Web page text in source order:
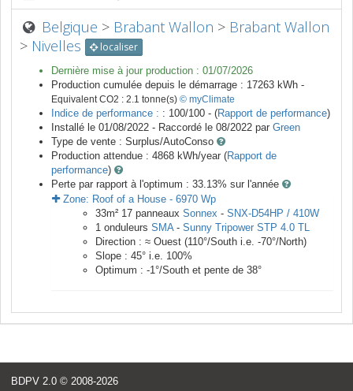
Belgique > Brabant Wallon > Brabant Wallon
> Nivelles localiser
Dernière mise à jour production : 01/07/2026
Production cumulée depuis le démarrage : 17263 kWh -
Equivalent CO2 : 2.1 tonne(s) © myClimate
Indice de performance : : 100/100 - (Rapport de performance)
Installé le 01/08/2022 - Raccordé le 08/2022 par Green
Type de vente : Surplus/AutoConso
Production attendue : 4868 kWh/year (Rapport de
performance)
Perte par rapport à l'optimum : 33.13% sur l'année
Zone: Roof of a House - 6970 Wp
33m² 17 panneaux Sonnex - SNX-D54HP / 410W
1 onduleurs SMA- Sunny Tripower STP 4.0 TL
Direction : ≈ Ouest (110°/South i.e. -70°/North)
Slope : 45° i.e. 100%
Optimum : -1°/South et pente de 38°
BDPV 2.0 © 2008-2026